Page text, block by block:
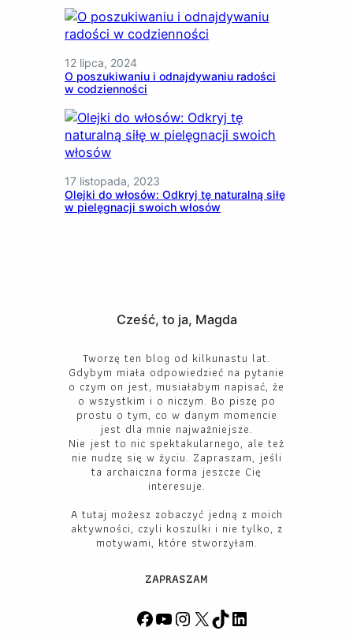
12 lipca, 2024
O poszukiwaniu i odnajdywaniu radości
w codzienności
17 listopada, 2023
Olejki do włosów: Odkryj tę naturalną siłę
w pielęgnacji swoich włosów
Cześć, to ja, Magda
Tworzę ten blog od kilkunastu lat.
Gdybym miała odpowiedzieć na pytanie
o czym on jest, musiałabym napisać, że
o wszystkim i o niczym. Bo piszę po
prostu o tym, co w danym momencie
jest dla mnie najważniejsze.
Nie jest to nic spektakularnego, ale też
nie nudzę się w życiu. Zapraszam, jeśli
ta archaiczna forma jeszcze Cię
interesuje.
A tutaj możesz zobaczyć jedną z moich
aktywności, czyli koszulki i nie tylko, z
motywami, które stworzyłam.
ZAPRASZAM
F
Y
X
T